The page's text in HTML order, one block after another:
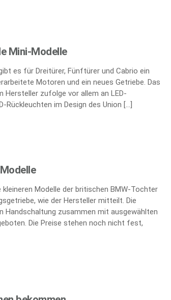
Mini-Modelle
es für Dreitürer, Fünftürer und Cabrio ein
Motoren und ein neues Getriebe. Das
Hersteller zufolge vor allem an LED-
im Design des Union […]
Modelle der britischen BMW-Tochter
wie der Hersteller mitteilt. Die
zusammen mit ausgewählten
Die Preise stehen noch nicht fest,